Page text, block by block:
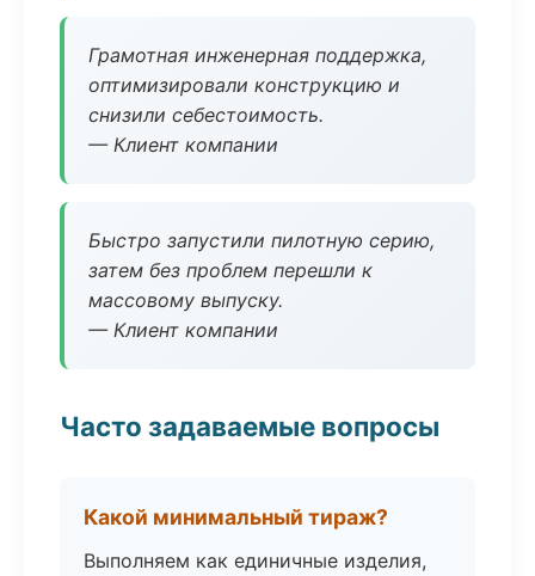
Грамотная инженерная поддержка,
оптимизировали конструкцию и
снизили себестоимость.
— Клиент компании
Быстро запустили пилотную серию,
затем без проблем перешли к
массовому выпуску.
— Клиент компании
Часто задаваемые вопросы
Какой минимальный тираж?
Выполняем как единичные изделия,